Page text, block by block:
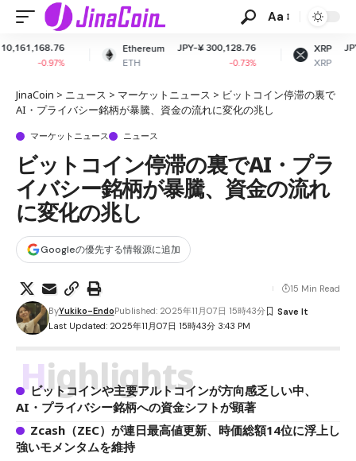
Aa
Ethereum
ETH
JPY-¥ 300,128.76
XRP
XRP
JPY-¥ 161.17
-2.96%
JinaCoin > ニュース > マーケットニュース > ビットコイン停滞の裏で
AI・プライバシー銘柄が暴騰、資金の流れに変化の兆し
マーケットニュース ニュース
ビットコイン停滞の裏でAI・プラ
イバシー銘柄が暴騰、資金の流れ
に変化の兆し
Googleの優先する情報源に追加
Last Updated: 2025年11月07日 15時43分 3:43 PM
ByYukiko-EndoPublished: 2025年11月07日 15時43分
15 Min Read
Highlights
ビットコインや主要アルトコインが方向感乏しい中、
AI・プライバシー銘柄への資金シフトが顕著
Zcash（ZEC）が連日最高値更新、時価総額14位に浮上し
強いモメンタムを維持